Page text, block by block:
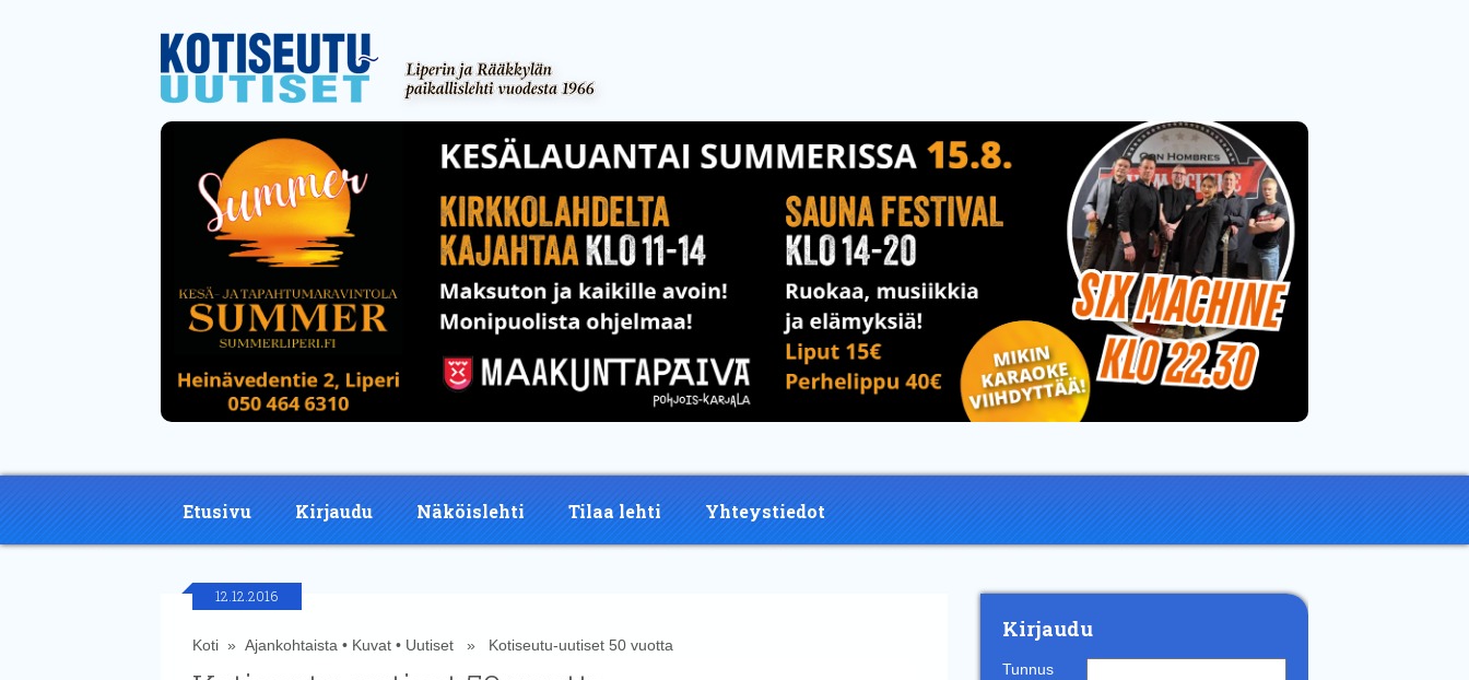
Etusivu Kirjaudu Näköislehti Tilaa lehti Yhteystiedot
12.12.2016
Koti» Ajankohtaista • Kuvat• Uutiset» Kotiseutu-uutiset 50 vuotta
Kirjaudu
Tunnus